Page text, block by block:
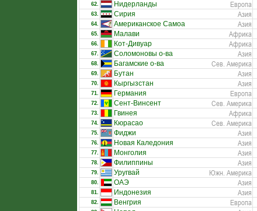
62. Нидерланды Европа
63. Сирия Азия
64. Американское Самоа Азия
65. Малави Африка
66. Кот-Дивуар Африка
67. Соломоновы о-ва Азия
68. Багамские о-ва Сев. Америка
69. Бутан Азия
70. Кыргызстан Азия
71. Германия Европа
72. Сент-Винсент Сев. Америка
73. Гвинея Африка
74. Кюрасао Сев. Америка
75. Фиджи Азия
76. Новая Каледония Азия
77. Монголия Азия
78. Филиппины Азия
79. Уругвай Южн. Америка
80. ОАЭ Азия
81. Индонезия Азия
82. Венгрия Европа